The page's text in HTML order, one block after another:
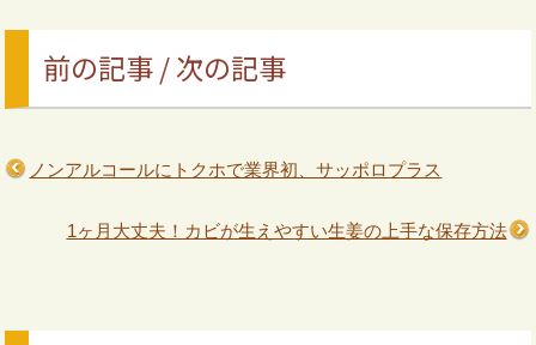
前の記事 / 次の記事
ノンアルコールにトクホで業界初、サッポロプラス
1ヶ月大丈夫！カビが生えやすい生姜の上手な保存方法